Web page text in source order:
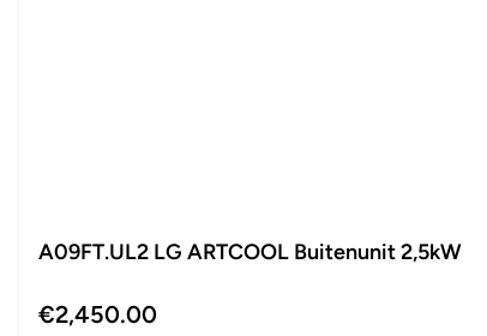
A09FT.UL2 LG ARTCOOL Buitenunit 2,5kW
€2,450.00